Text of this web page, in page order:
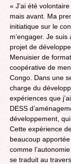
« J’ai été
mais avant. Ma
initiatique sur le
m’engager. Je
projet de
Menuisier de
coopérative de
Congo. Dans une
charge du
expériences que
DESS
développement,
Cette expérience
beaucoup
comme
se traduit au